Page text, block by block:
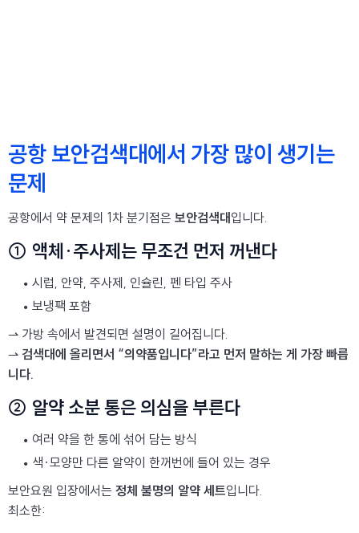
공항 보안검색대에서 가장 많이 생기는
문제
공항에서 약 문제의 1차 분기점은 보안검색대 입니다.
① 액체·주사제는 무조건 먼저 꺼낸다
시럽, 안약, 주사제, 인슐린, 펜 타입 주사
보냉팩 포함
⇀ 가방 속에서 발견되면 설명이 길어집니다.
⇀ 검색대에 올리면서 “의약품입니다”라고 먼저 말하는 게 가장 빠릅
니다.
② 알약 소분 통은 의심을 부른다
여러 약을 한 통에 섞어 담는 방식
색·모양만 다른 알약이 한꺼번에 들어 있는 경우
보안요원 입장에서는 정체 불명의 알약 세트입니다.
최소한: